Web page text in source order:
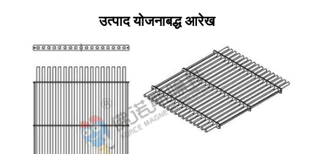
उत्पाद योजनाबद्ध आरेख